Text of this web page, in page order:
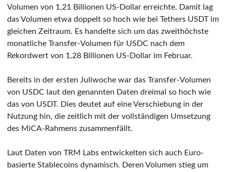
Volumen von 1,21 Billionen US-Dollar erreichte. Damit lag
das Volumen etwa doppelt so hoch wie bei Tethers USDT im
gleichen Zeitraum. Es handelte sich um das zweithöchste
monatliche Transfer-Volumen für USDC nach dem
Rekordwert von 1,28 Billionen US-Dollar im Februar.
Bereits in der ersten Juliwoche war das Transfer-Volumen
von USDC laut den genannten Daten dreimal so hoch wie
das von USDT. Dies deutet auf eine Verschiebung in der
Nutzung hin, die zeitlich mit der vollständigen Umsetzung
des MiCA-Rahmens zusammenfällt.
Laut Daten von TRM Labs entwickelten sich auch Euro-
basierte Stablecoins dynamisch. Deren Volumen stieg um